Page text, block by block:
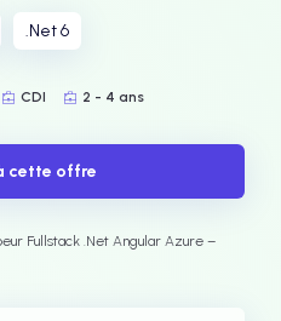
.Net 6
CDI 2 - 4 ans
cette offre
Fullstack .Net Angular Azure –